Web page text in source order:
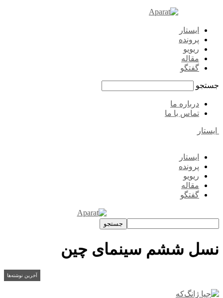
ایستار
پرونده
ریویو
مقاله
گفتگو
جستجو
درباره ما
تماس با ما
ایستار
ایستار
پرونده
ریویو
مقاله
گفتگو
نسل ششم سینمای چین
آخرین نوشته‌ها